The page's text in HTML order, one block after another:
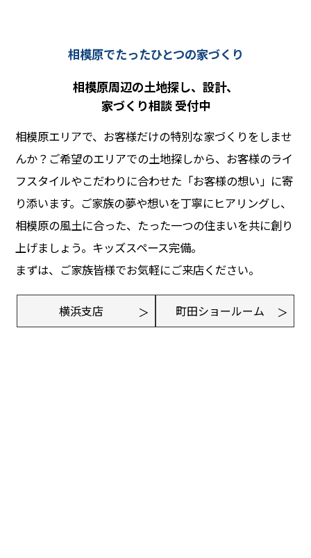
相模原でたったひとつの家づくり
相模原周辺の土地探し、設計、
家づくり相談 受付中
相模原エリアで、お客様だけの特別な家づくりをしませ
んか？ご希望のエリアでの土地探しから、お客様のライ
フスタイルやこだわりに合わせた「お客様の想い」に寄
り添います。ご家族の夢や想いを丁寧にヒアリングし、
相模原の風土に合った、たった一つの住まいを共に創り
上げましょう。キッズスペース完備。
まずは、ご家族皆様でお気軽にご来店ください。
横浜支店 町田ショールーム